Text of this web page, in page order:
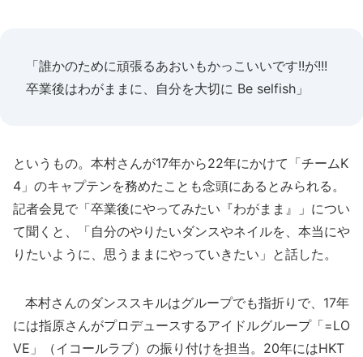
「誰かのために頑張るあおいもかっこいいです!!が!!!
卒業後はわがままに、自分を大切に Be selfish」
というもの。本村さんが17年から22年にかけて「チームK
4」のキャプテンを務めたことも念頭にあるとみられる。
記者会見で「卒業後にやってみたい『わがまま』」につい
て聞くと、「自分のやりたいダンスやネイルを、本当にや
りたいように、思うままにやっていきたい」と話した。
本村さんのダンススキルはグループでも指折りで、17年
には指原さんがプロデュースするアイドルグループ「=LO
VE」（イコールラブ）の振り付けを担当。20年にはHKT